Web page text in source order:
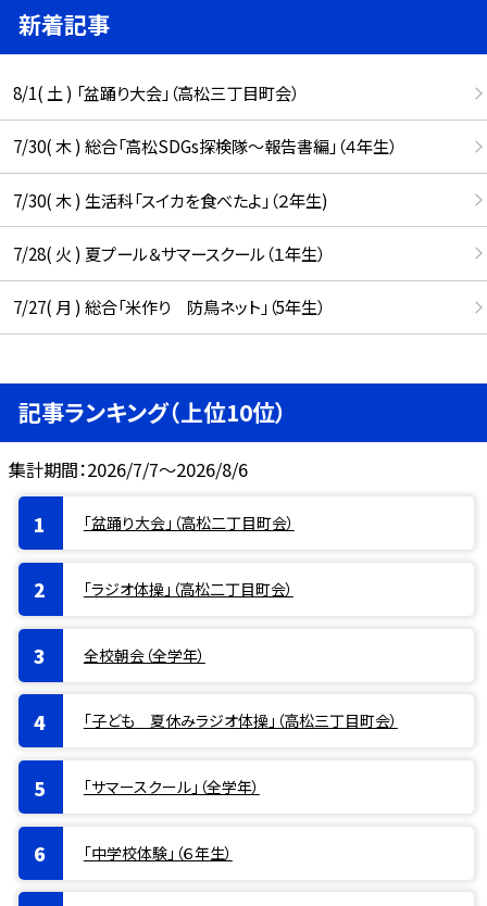
新着記事
8/1( 土 ) 「盆踊り大会」（高松三丁目町会）
7/30( 木 ) 総合「高松SDGs探検隊〜報告書編」（４年生）
7/30( 木 ) 生活科「スイカを食べたよ」（２年生)
7/28( 火 ) 夏プール＆サマースクール（１年生）
7/27( 月 ) 総合「米作り 防鳥ネット」（5年生）
記事ランキング（上位10位）
集計期間：2026/7/7～2026/8/6
「盆踊り大会」（高松二丁目町会）
「ラジオ体操」（高松二丁目町会）
全校朝会（全学年）
「子ども 夏休みラジオ体操」（高松三丁目町会）
「サマースクール」（全学年）
「中学校体験」（６年生）